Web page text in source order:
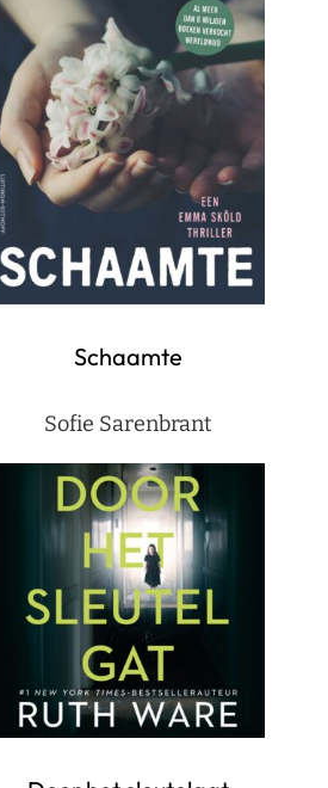
Schaamte
Sofie Sarenbrant